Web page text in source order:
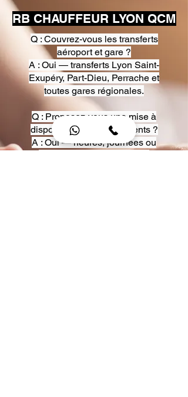
RB CHAUFFEUR LYON QCM
Q : Couvrez-vous les transferts
aéroport et gare ?
A : Oui — transferts Lyon Saint-
Exupéry, Part-Dieu, Perrache et
toutes gares régionales.
Q : Proposez-vous une mise à
disposition pour événements ?
A : Oui — heures, journées ou